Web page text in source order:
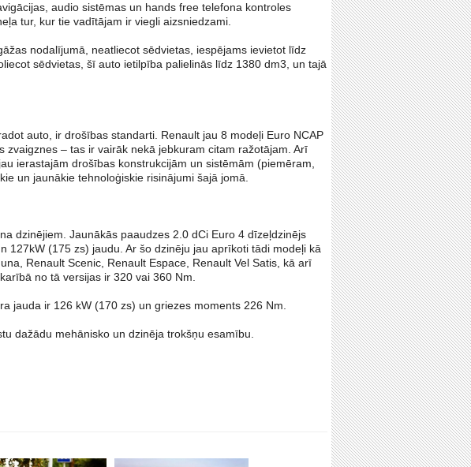
audio sistēmas un hands free telefona kontroles
tur, kur tie vadītājam ir viegli aizsniedzami.
nodalījumā, neatliecot sēdvietas, iespējams ievietot līdz
sēdvietas, šī auto ietilpība palielinās līdz 1380 dm3, un tajā
auto, ir drošības standarti. Renault jau 8 modeļi Euro NCAP
– tas ir vairāk nekā jebkuram citam ražotājam. Arī
ierastajām drošības konstrukcijām un sistēmām (piemēram,
un jaunākie tehnoloģiskie risinājumi šajā jomā.
dzinējiem. Jaunākās paaudzes 2.0 dCi Euro 4 dīzeļdzinējs
127kW (175 zs) jaudu. Ar šo dzinēju jau aprīkoti tādi modeļi kā
Renault Scenic, Renault Espace, Renault Vel Satis, kā arī
no tā versijas ir 320 vai 360 Nm.
jauda ir 126 kW (170 zs) un griezes moments 226 Nm.
dažādu mehānisko un dzinēja trokšņu esamību.